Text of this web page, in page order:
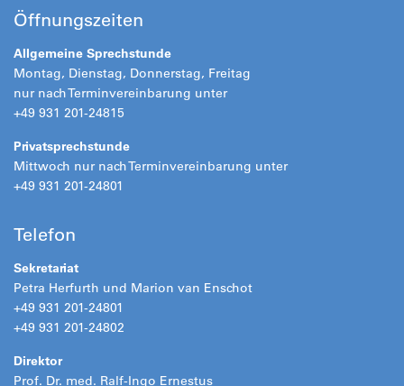
Öffnungszeiten
Allgemeine Sprechstunde
Montag, Dienstag, Donnerstag, Freitag
nur nach Terminvereinbarung unter
+49 931 201-24815
Privatsprechstunde
Mittwoch nur nach Terminvereinbarung unter
+49 931 201-24801
Telefon
Sekretariat
Petra Herfurth und Marion van Enschot
+49 931 201-24801
+49 931 201-24802
Direktor
Prof. Dr. med. Ralf-Ingo Ernestus